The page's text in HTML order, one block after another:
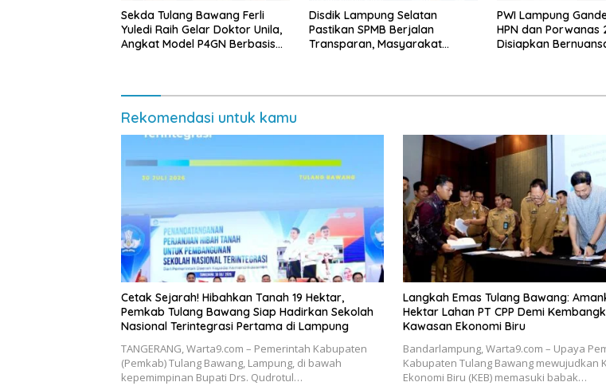
Sekda Tulang Bawang Ferli
Yuledi Raih Gelar Doktor Unila,
Angkat Model P4GN Berbasis
Disdik Lampung Selatan
Pastikan SPMB Berjalan
Transparan, Masyarakat
PWI Lampung
HPN dan Porwanas
Disiapkan
Rekomendasi untuk kamu
Cetak Sejarah! Hibahkan Tanah 19 Hektar,
Pemkab Tulang Bawang Siap Hadirkan Sekolah
Nasional Terintegrasi Pertama di Lampung
​TANGERANG, Warta9.com – Pemerintah Kabupaten
(Pemkab) Tulang Bawang, Lampung, di bawah
kepemimpinan Bupati Drs. Qudrotul…
Langkah Emas Tulang Bawang:
Hektar Lahan PT CPP Demi
Kawasan Ekonomi Biru
Bandarlampung, Warta9.com – Upaya
Kabupaten Tulang Bawang mewujudkan
Ekonomi Biru (KEB) memasuki babak…